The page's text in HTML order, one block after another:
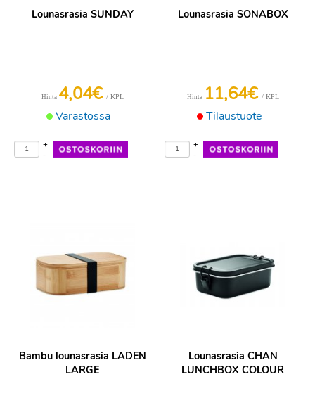
Lounasrasia SUNDAY
Varastossa
Hinta 4,04€ / KPL
-
+
Lounasrasia SONABOX
Tilaustuote
Hinta 11,64€ / KPL
-
+
Bambu lounasrasia LADEN
LARGE
Lounasrasia CHAN
LUNCHBOX COLOUR